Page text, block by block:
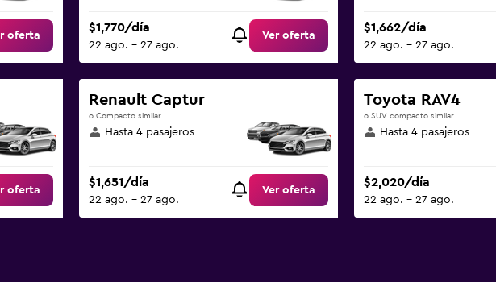
oferta
$1,770/día
22 ago. - 27 ago.
Ver oferta
$1,662/día
22 ago. - 27 ago.
oferta
Renault Captur
o Compacto similar
Hasta 4 pasajeros
$1,651/día
22 ago. - 27 ago.
Ver oferta
Toyota RAV4
o SUV compacto similar
Hasta 4 pasajeros
$2,020/día
22 ago. - 27 ago.